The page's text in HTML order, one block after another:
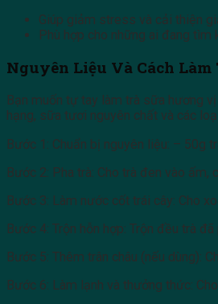
Giúp giảm stress và cải thiện
Phù hợp cho những ai đang
Nguyên Liệu Và Cách
Bạn muốn tự tay làm trà sữa hương
hạng, sữa tươi nguyên chất và các
Bước 1: Chuẩn bị nguyên liệu: – 50g
Bước 2: Pha trà: Cho trà đen vào ấm,
Bước 3: Làm nước cốt trái cây: Cho
Bước 4: Trộn hỗn hợp: Trộn đều trà
Bước 5: Thêm trân châu (nếu dùng):
Bước 6: Làm lạnh và thưởng thức: